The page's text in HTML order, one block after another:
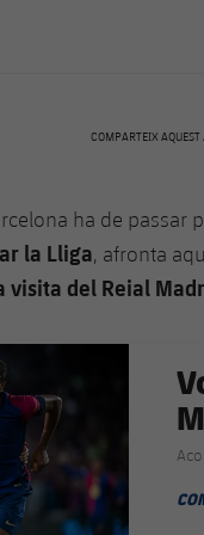
COMPARTEIX AQUEST
ha de
la Lliga, afronta
visita del Reial